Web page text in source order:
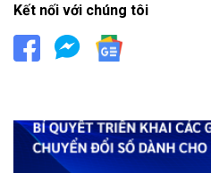
Kết nối với chúng tôi